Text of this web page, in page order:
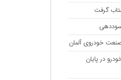
گرفت
خودروی آلمان
در پایان